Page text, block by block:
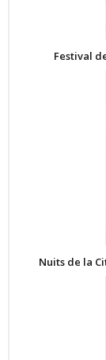
Festival
Nuits de la